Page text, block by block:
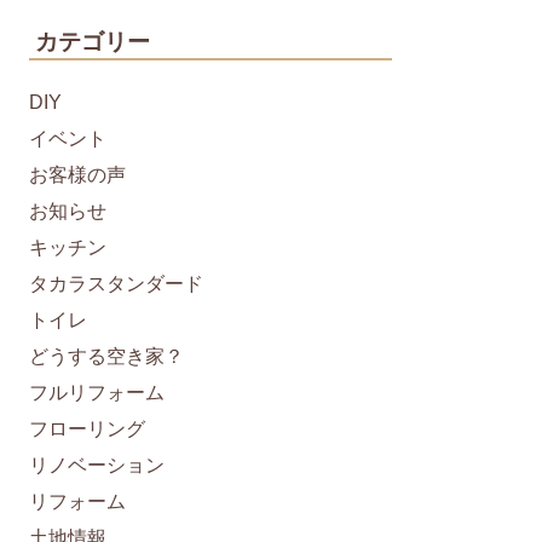
カテゴリー
DIY
イベント
お客様の声
お知らせ
キッチン
タカラスタンダード
トイレ
どうする空き家？
フルリフォーム
フローリング
リノベーション
リフォーム
土地情報